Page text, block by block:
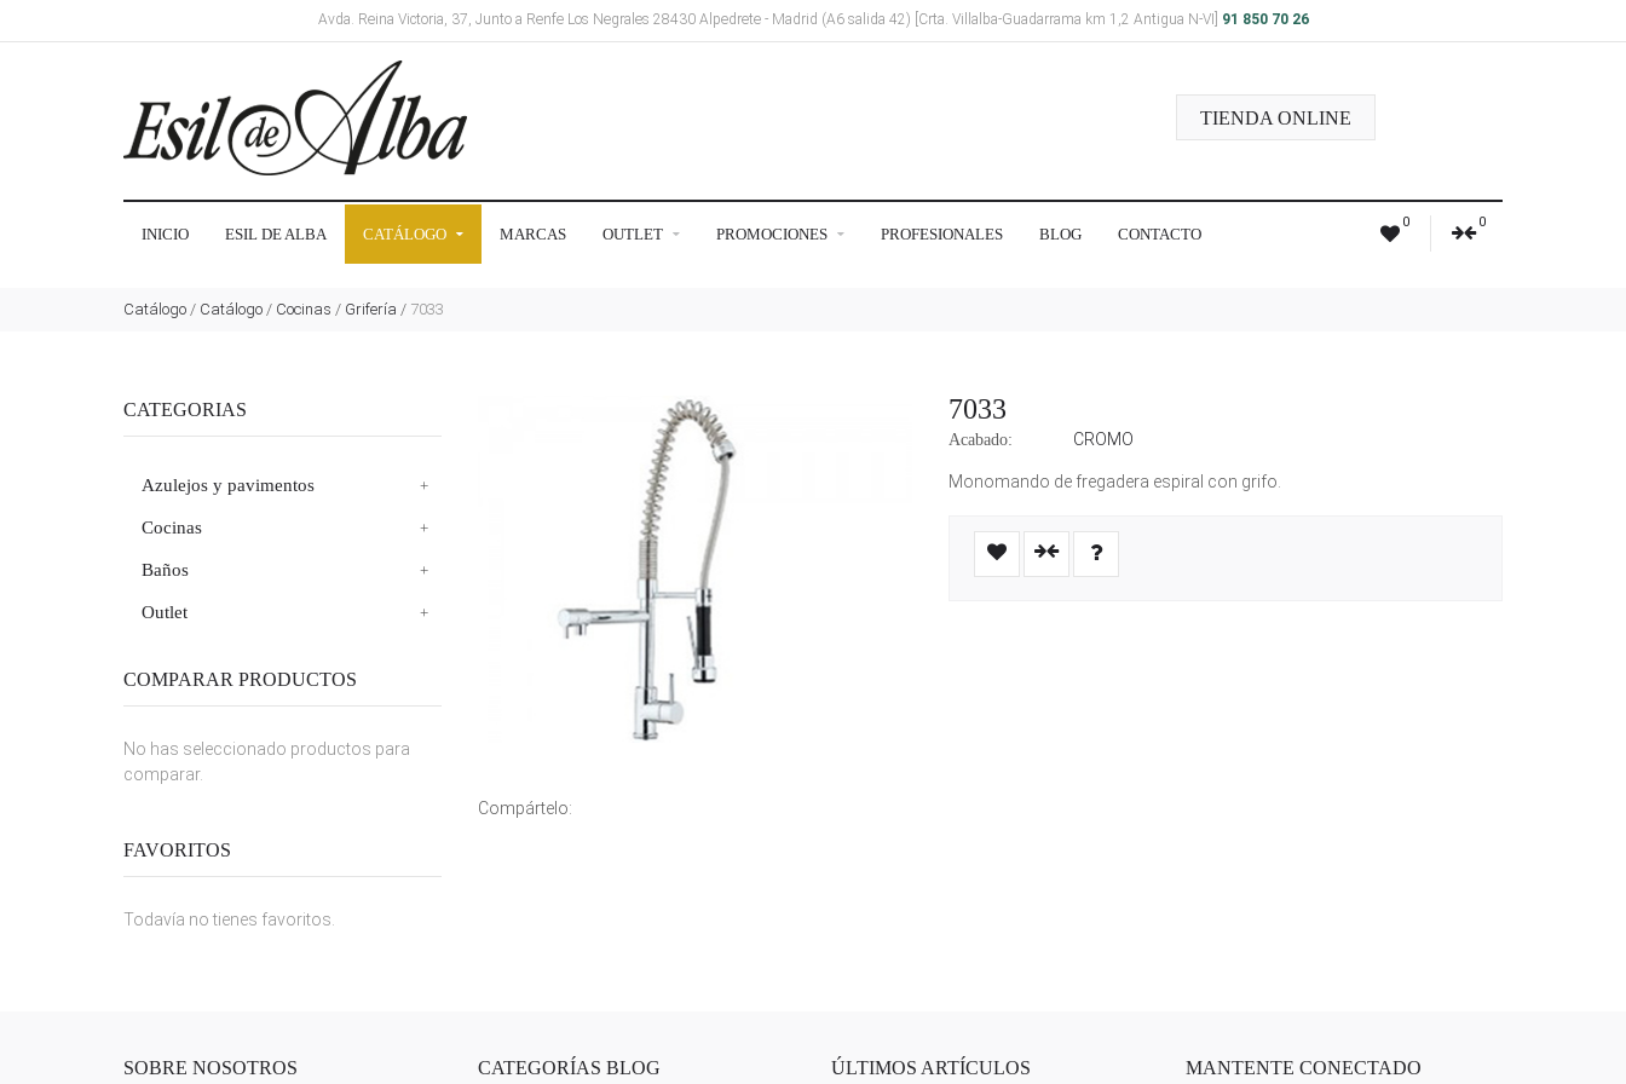
Avda. Reina Victoria, 37, Junto a Renfe Los Negrales 28430 Alpedrete - Madrid (A6 salida 42) [Crta. Villalba-Guadarrama km 1,2 Antigua N-VI] 91 850 70 26
TIENDA ONLINE
INICIO ESIL DE ALBA CATÁLOGO MARCAS OUTLET PROMOCIONES PROFESIONALES BLOG CONTACTO
0 0
Catálogo / Catálogo / Cocinas / Grifería / 7033
CATEGORIAS
Azulejos y pavimentos
Cocinas
Baños
Outlet
COMPARAR PRODUCTOS
No has seleccionado productos para
comparar.
FAVORITOS
Todavía no tienes favoritos.
Compártelo:
7033
Acabado: CROMO
Monomando de fregadera espiral con grifo.
SOBRE NOSOTROS CATEGORÍAS BLOG ÚLTIMOS ARTÍCULOS MANTENTE CONECTADO